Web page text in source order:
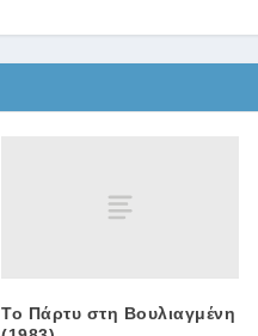
Το Πάρτυ στη Βουλιαγμένη